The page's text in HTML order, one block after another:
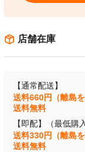
店舗在庫
【通常配送】
送料660円（離島
【即配】（最低購
送料330円（離島